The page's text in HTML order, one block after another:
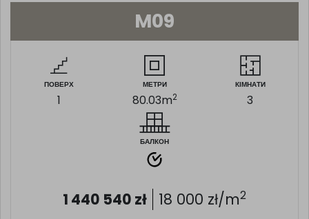
M09
ПОВЕРХ
1
МЕТРИ
80.03m2
КІМНАТИ
3
БАЛКОН
1 440 540 zł 18 000 zł/m2